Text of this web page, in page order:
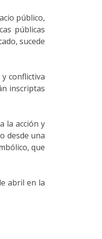
público,
públicas
sucede
conflictiva
inscriptas
la acción y
desde una
que
abril en la